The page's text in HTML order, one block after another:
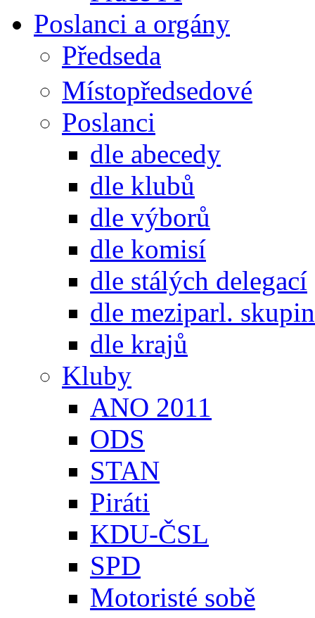
Poslanci a orgány
Předseda
Místopředsedové
Poslanci
dle abecedy
dle klubů
dle výborů
dle komisí
dle stálých delegací
dle meziparl. skupin
dle krajů
Kluby
ANO 2011
ODS
STAN
Piráti
KDU-ČSL
SPD
Motoristé sobě